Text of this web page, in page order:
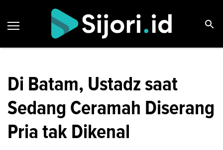
Di Batam, Ustadz saat
Sedang Ceramah Diserang
Pria tak Dikenal